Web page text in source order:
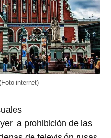
internet)
la prohibición de las